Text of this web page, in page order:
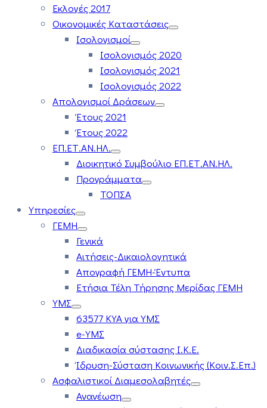
Εκλογές 2017
Οικονομικές Καταστάσεις
Ισολογισμοί
Ισολογισμός 2020
Ισολογισμός 2021
Ισολογισμός 2022
Απολογισμοί Δράσεων
Έτους 2021
Έτους 2022
ΕΠ.ΕΤ.ΑΝ.ΗΛ.
Διοικητικό Συμβούλιο ΕΠ.ΕΤ.ΑΝ.ΗΛ.
Προγράμματα
ΤΟΠΣΑ
Υπηρεσίες
ΓΕΜΗ
Γενικά
Αιτήσεις-Δικαιολογητικά
Απογραφή ΓΕΜΗ-Έντυπα
Ετήσια Τέλη Τήρησης Μερίδας ΓΕΜΗ
ΥΜΣ
63577 ΚΥΑ για ΥΜΣ
e-ΥΜΣ
Διαδικασία σύστασης Ι.Κ.Ε.
Ίδρυση-Σύσταση Κοινωνικής (Κοιν.Σ.Επ.)
Ασφαλιστικοί Διαμεσολαβητές
Ανανέωση